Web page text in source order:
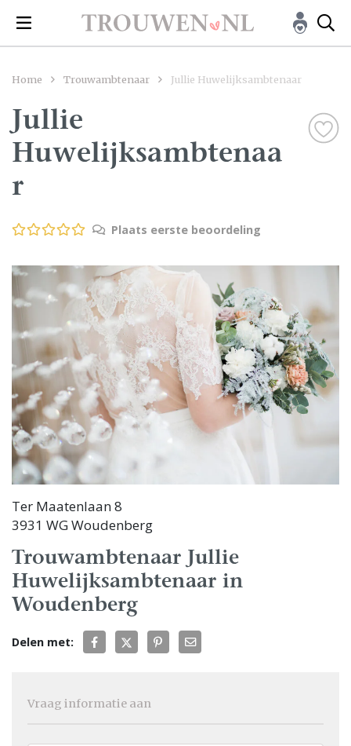
Home Trouwambtenaar Jullie Huwelijksambtenaar
Jullie
Huwelijksambtenaa
r
Plaats eerste beoordeling
Ter Maatenlaan 8
3931 WG Woudenberg
Trouwambtenaar Jullie
Huwelijksambtenaar in
Woudenberg
Delen met:
Vraag informatie aan